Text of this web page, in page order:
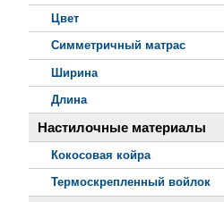
Цвет
Симметричный матрас
Ширина
Длина
Настилочные материалы
Кокосовая койра
Термоскрепленный войлок